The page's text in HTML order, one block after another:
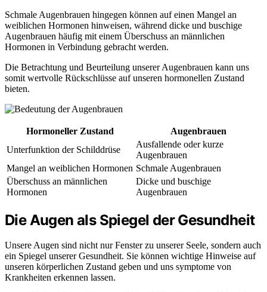
Schmale Augenbrauen hingegen können auf einen Mangel an
weiblichen Hormonen hinweisen, während dicke und buschige
Augenbrauen häufig mit einem Überschuss an männlichen
Hormonen in Verbindung gebracht werden.
Die Betrachtung und Beurteilung unserer Augenbrauen kann uns
somit wertvolle Rückschlüsse auf unseren hormonellen Zustand
bieten.
Hormoneller Zustand
Augenbrauen
Unterfunktion der Schilddrüse
Ausfallende oder kurze
Augenbrauen
Mangel an weiblichen Hormonen Schmale Augenbrauen
Überschuss an männlichen
Hormonen
Dicke und buschige
Augenbrauen
Die Augen als Spiegel der Gesundheit
Unsere Augen sind nicht nur Fenster zu unserer Seele, sondern auch
ein Spiegel unserer Gesundheit. Sie können wichtige Hinweise auf
unseren körperlichen Zustand geben und uns symptome von
Krankheiten erkennen lassen.